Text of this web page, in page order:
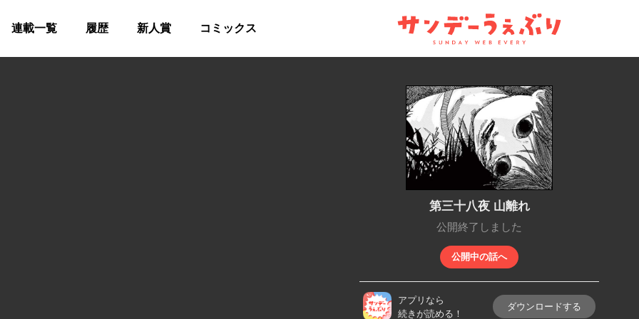
サンデーうぇぶり
連載一覧 履歴 新人賞 コミックス
第三十八夜 山離れ
公開終了しました
公開中の話へ
アプリなら
続きが読める！
ダウンロードする